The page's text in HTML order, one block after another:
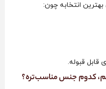
بهترین انتخابه چون:
قابل قبوله.